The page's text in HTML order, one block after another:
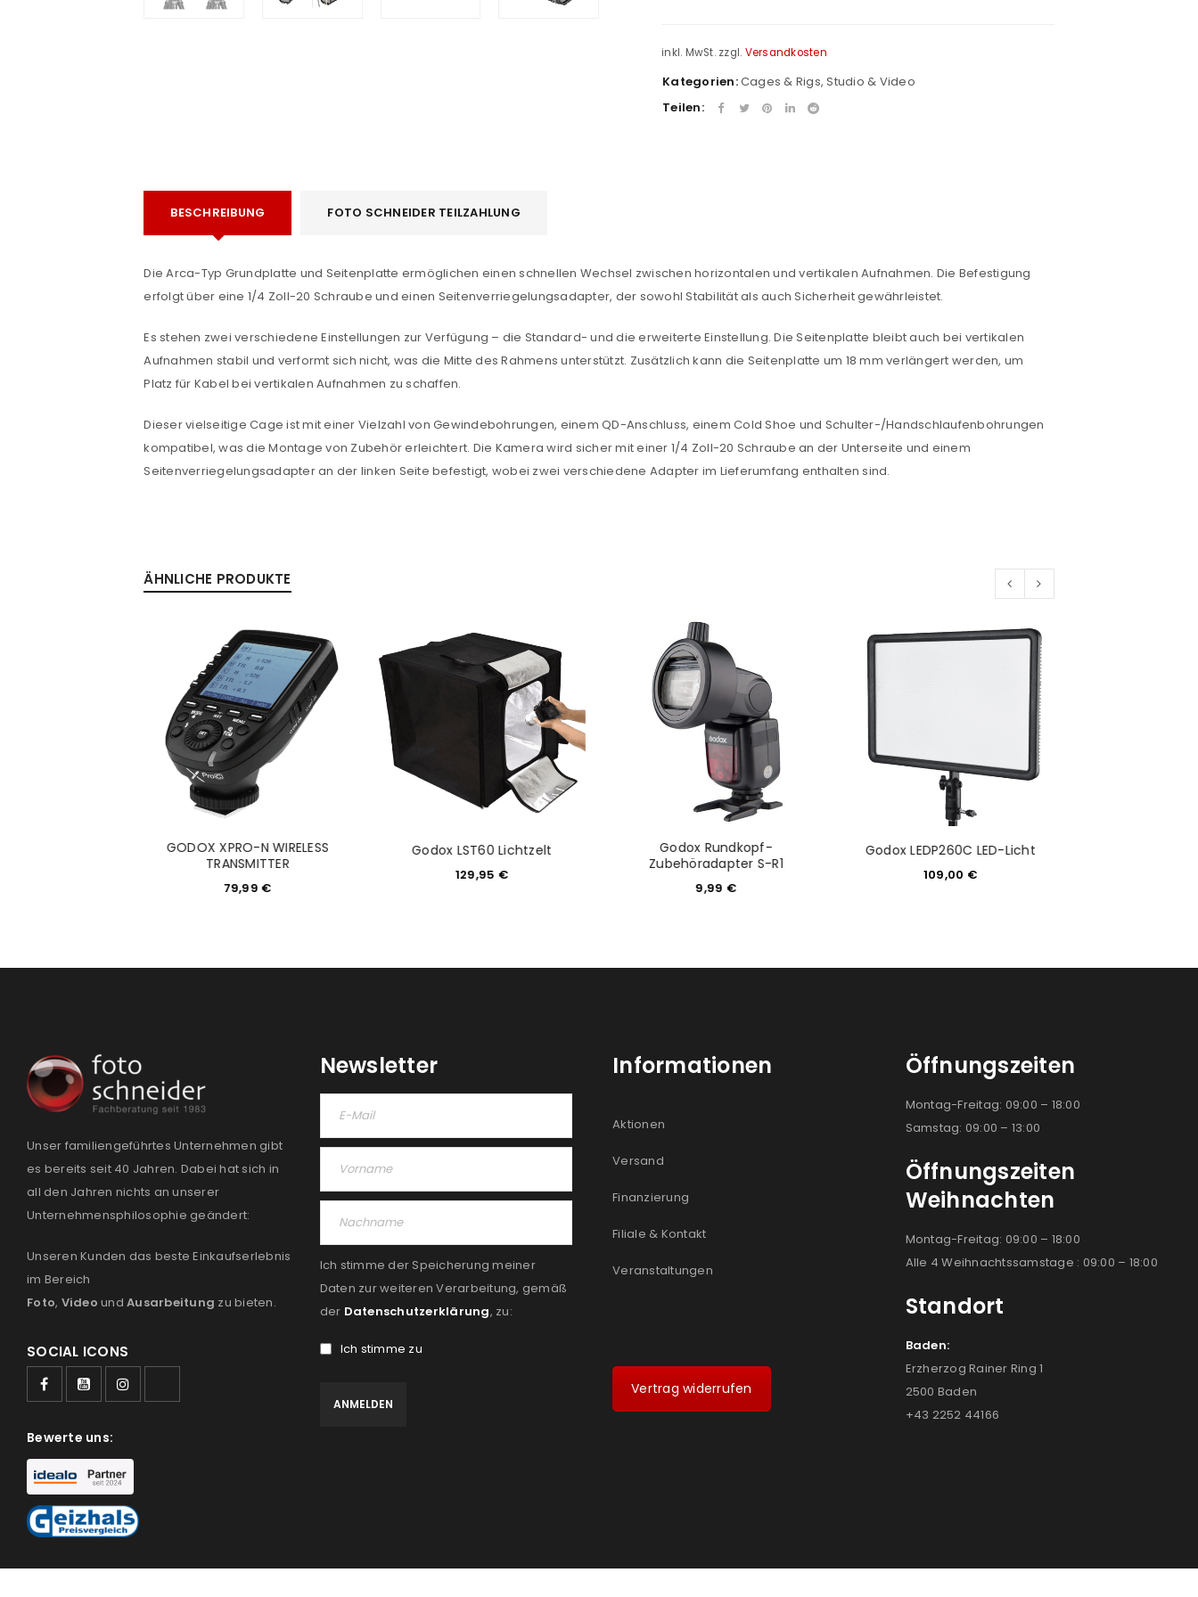
Benutzername oder E-Mail-Adresse *
Passwort*
E-Mail-Adresse*
Ein Link zum Erstellen eines neuen Passworts wird an deine E-
Mail-Adresse gesendet.
Ja, ich möchte ein Kundenkonto eröffnen und akzeptiere die
Datenschutzerklärung
REGISTRIEREN
inkl. MwSt. zzgl. Versandkosten
Kategorien:Cages & Rigs,Studio & Video
Teilen:
BESCHREIBUNG FOTO SCHNEIDER TEILZAHLUNG
Die Arca-Typ Grundplatte und Seitenplatte ermöglichen einen schnellen Wechsel zwischen horizontalen und vertikalen Aufnahmen. Die Befestigung
erfolgt über eine 1/4 Zoll-20 Schraube und einen Seitenverriegelungsadapter, der sowohl Stabilität als auch Sicherheit gewährleistet.
Es stehen zwei verschiedene Einstellungen zur Verfügung – die Standard- und die erweiterte Einstellung. Die Seitenplatte bleibt auch bei vertikalen
Aufnahmen stabil und verformt sich nicht, was die Mitte des Rahmens unterstützt. Zusätzlich kann die Seitenplatte um 18 mm verlängert werden, um
Platz für Kabel bei vertikalen Aufnahmen zu schaffen.
Dieser vielseitige Cage ist mit einer Vielzahl von Gewindebohrungen, einem QD-Anschluss, einem Cold Shoe und Schulter-/Handschlaufenbohrungen
kompatibel, was die Montage von Zubehör erleichtert. Die Kamera wird sicher mit einer 1/4 Zoll-20 Schraube an der Unterseite und einem
Seitenverriegelungsadapter an der linken Seite befestigt, wobei zwei verschiedene Adapter im Lieferumfang enthalten sind.
ÄHNLICHE PRODUKTE
GODOX XPRO-N WIRELESS
TRANSMITTER
79,99 €
Godox LST60 Lichtzelt
129,95 €
Godox Rundkopf-
Zubehöradapter S-R1
9,99 €
Godox LEDP260C LED-Licht
109,00 €
Unser familiengeführtes Unternehmen gibt
es bereits seit 40 Jahren. Dabei hat sich in
all den Jahren nichts an unserer
Unternehmensphilosophie geändert:
Unseren Kunden das beste Einkaufserlebnis
im Bereich
Foto, Video und Ausarbeitung zu bieten.
SOCIAL ICONS
Bewerte uns:
Newsletter
Ich stimme der Speicherung meiner
Daten zur weiteren Verarbeitung, gemäß
der Datenschutzerklärung, zu:
Ich stimme zu
Informationen
Aktionen
Versand
Finanzierung
Filiale & Kontakt
Veranstaltungen
Vertrag widerrufen
Öffnungszeiten
Montag-Freitag: 09:00 – 18:00
Samstag: 09:00 – 13:00
Öffnungszeiten
Weihnachten
Montag-Freitag: 09:00 – 18:00
Alle 4 Weihnachtssamstage : 09:00 – 18:00
Standort
Baden:
Erzherzog Rainer Ring 1
2500 Baden
+43 2252 44166